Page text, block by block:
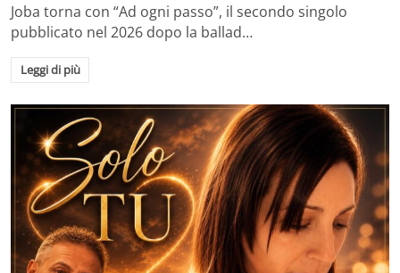
Joba torna con “Ad ogni passo”, il secondo singolo
pubblicato nel 2026 dopo la ballad…
Leggi di più